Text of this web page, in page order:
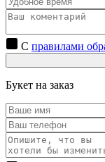
С правилами
Букет на заказ